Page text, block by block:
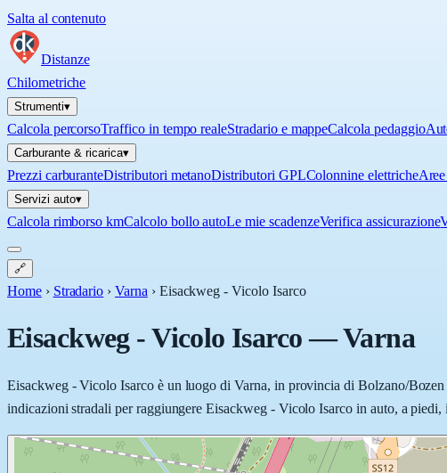
Salta al contenuto
Distanze
Chilometriche
Strumenti▾
Calcola percorsoTraffico in tempo realeStradario e mappeCalcola pedaggio
Carburante & ricarica▾
Prezzi carburanteDistributori metanoDistributori GPLColonnine elettriche
Servizi auto▾
Calcola rimborso kmCalcolo bollo autoLe mie scadenzeVerifica assicurazione
🔗
Home › Stradario › Varna › Eisackweg - Vicolo Isarco
Eisackweg - Vicolo Isarco—Varna
Eisackweg - Vicolo Isarco è un luogo di Varna, in provincia di Bolzano/
indicazioni stradali per raggiungere Eisackweg - Vicolo Isarco in auto, a